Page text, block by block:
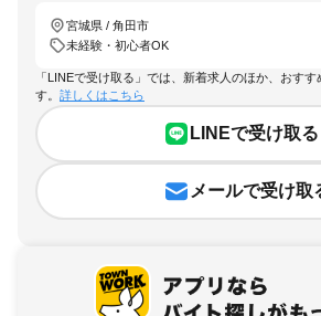
宮城県 / 角田市
未経験・初心者OK
「LINEで受け取る」では、新着求人のほか、おす
す。 詳しくはこちら
LINEで受け取る
メールで受け取